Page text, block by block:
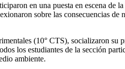
en una puesta en escena de
sobre las consecuencias
(10° CTS), socializaron
los estudiantes de la sección
ambiente.